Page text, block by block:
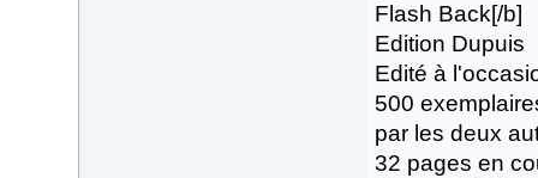
Flash Back[/b]
Edition Dupuis
Edité à
500
par les deux
32 pages en